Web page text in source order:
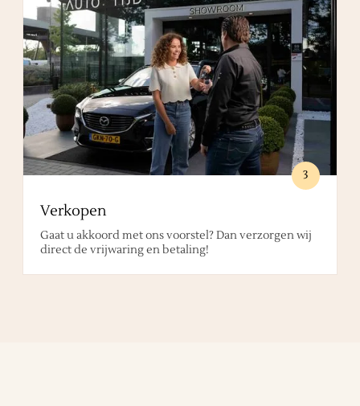
3
Verkopen
Gaat u akkoord met ons voorstel? Dan verzorgen wij
direct de vrijwaring en betaling!